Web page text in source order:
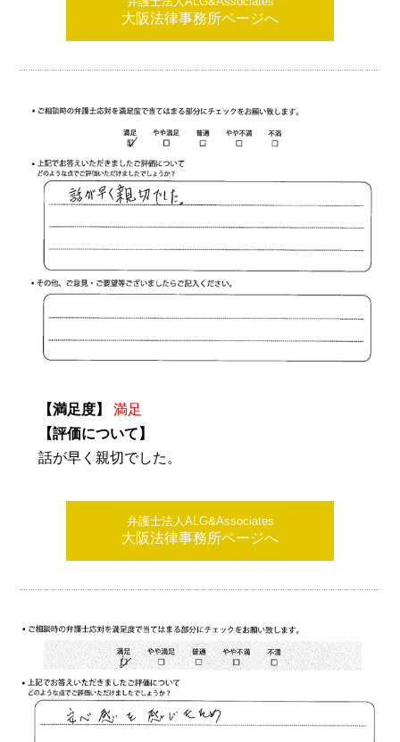
大阪法律事務所ページへ
【満足度】
満足
【評価について】
話が早く親切でした。
弁護士法人ALG&Associates
大阪法律事務所ページへ